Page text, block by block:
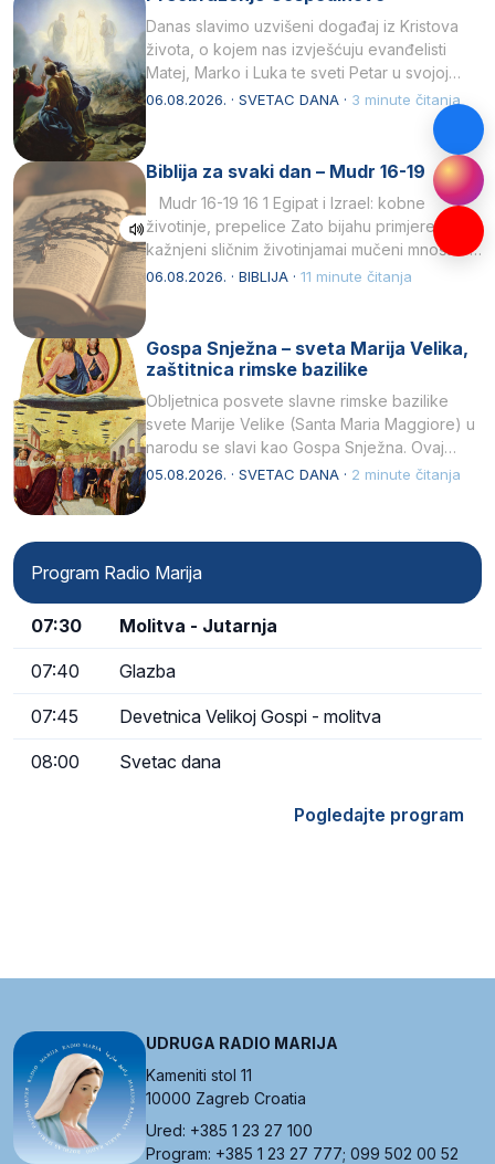
Danas slavimo uzvišeni događaj iz Kristova
života, o kojem nas izvješćuju evanđelisti
Matej, Marko i Luka te sveti Petar u svojoj
drugoj…
06.08.2026. · SVETAC DANA · 3 minute čitanja
Biblija za svaki dan – Mudr 16-19
Mudr 16-19 16 1 Egipat i Izrael: kobne
životinje, prepelice Zato bijahu primjereno
kažnjeni sličnim životinjamai mučeni mnoštvom
kukaca.2 A narod…
06.08.2026. · BIBLIJA · 11 minute čitanja
Gospa Snježna – sveta Marija Velika,
zaštitnica rimske bazilike
Obljetnica posvete slavne rimske bazilike
svete Marije Velike (Santa Maria Maggiore) u
narodu se slavi kao Gospa Snježna. Ovaj
naziv, Sancta Maria…
05.08.2026. · SVETAC DANA · 2 minute čitanja
Program Radio Marija
07:30 Molitva - Jutarnja
07:40 Glazba
07:45 Devetnica Velikoj Gospi - molitva
08:00 Svetac dana
Pogledajte program
UDRUGA RADIO MARIJA
Kameniti stol 11
10000 Zagreb Croatia
Ured: +385 1 23 27 100
Program: +385 1 23 27 777; 099 502 00 52